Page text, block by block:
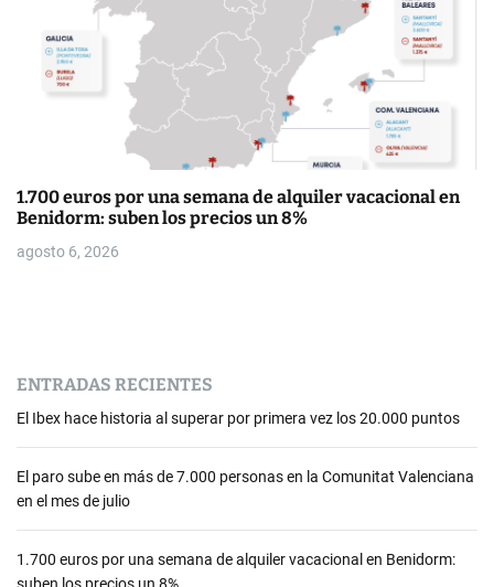
1.700 euros por una semana de alquiler vacacional en
Benidorm: suben los precios un 8%
agosto 6, 2026
ENTRADAS RECIENTES
El Ibex hace historia al superar por primera vez los 20.000 puntos
El paro sube en más de 7.000 personas en la Comunitat Valenciana
en el mes de julio
1.700 euros por una semana de alquiler vacacional en Benidorm: